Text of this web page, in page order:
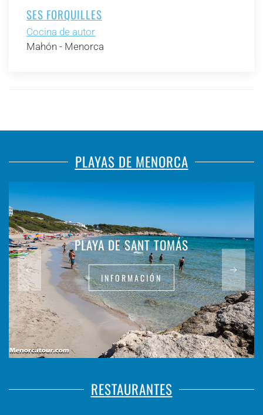
SES FORQUILLES
Cocina de autor
Mahón - Menorca
PLAYAS DE MENORCA
PLAYA DE SANT TOMÁS
INFORMACIÓN
RESTAURANTES